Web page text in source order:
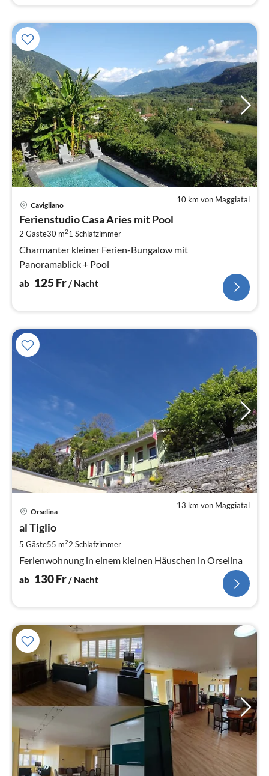
10 km von Maggiatal
Cavigliano
Ferienstudio Casa Aries mit Pool
2 Gäste30 m21 Schlafzimmer
Charmanter kleiner Ferien-Bungalow mit
Panoramablick + Pool
ab 125 Fr/ Nacht
13 km von Maggiatal
Orselina
al Tiglio
5 Gäste55 m22 Schlafzimmer
Ferienwohnung in einem kleinen Häuschen in Orselina
ab 130Fr/ Nacht